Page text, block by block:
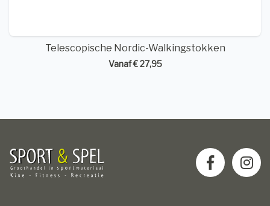
Telescopische Nordic-Walkingstokken
Vanaf € 27,95